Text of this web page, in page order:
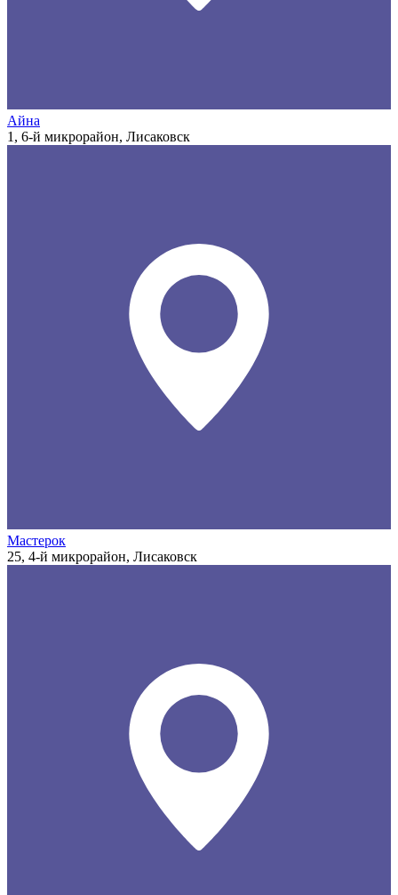
Айна
1, 6-й микрорайон, Лисаковск
Мастерок
25, 4-й микрорайон, Лисаковск